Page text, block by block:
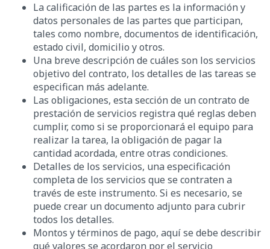
La calificación de las partes es la información y
datos personales de las partes que participan,
tales como nombre, documentos de identificación,
estado civil, domicilio y otros.
Una breve descripción de cuáles son los servicios
objetivo del contrato, los detalles de las tareas se
especifican más adelante.
Las obligaciones, esta sección de un contrato de
prestación de servicios registra qué reglas deben
cumplir, como si se proporcionará el equipo para
realizar la tarea, la obligación de pagar la
cantidad acordada, entre otras condiciones.
Detalles de los servicios, una especificación
completa de los servicios que se contraten a
través de este instrumento. Si es necesario, se
puede crear un documento adjunto para cubrir
todos los detalles.
Montos y términos de pago, aquí se debe describir
qué valores se acordaron por el servicio